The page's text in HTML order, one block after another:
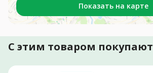
Показать на карте
С этим товаром покупают